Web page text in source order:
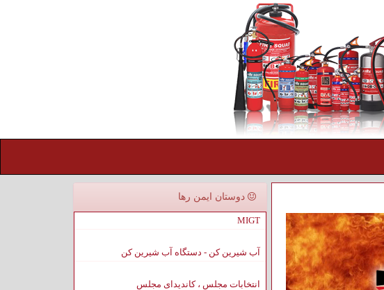
دوستان ایمن رها
MIGT
آب شیرین کن - دستگاه آب شیرین کن
انتخابات مجلس ، کاندیدای مجلس